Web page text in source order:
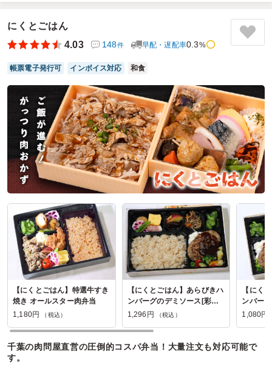
女性に人気でした。
ご利用シーン：
神奈川県平塚市四之宮2026/07/27
にくとごはん
4.03
148件 早配・遅配率0.3%
帳票電子発行可 インボイス対応 和食
【にくとごはん】特選牛すき
焼き オールスター肉弁当
1,180円
（税込）
【にくとごはん】あらびきハ
ンバーグのデミソース[彩り
弁当幕の内]
1,296円 （税込）
【にく
ンバー
み幕の
1,080円
千葉の肉問屋直営の圧倒的コスパ弁当！大量注文も対応可能で
す。